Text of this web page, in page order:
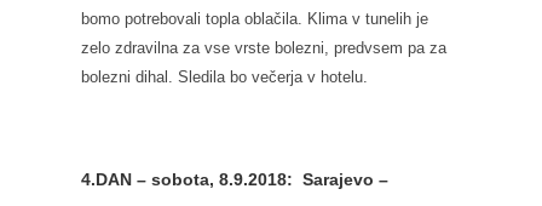
bomo potrebovali topla oblačila. Klima v tunelih je
zelo zdravilna za vse vrste bolezni, predvsem pa za
bolezni dihal. Sledila bo večerja v hotelu.
4.DAN – sobota, 8.9.2018: Sarajevo –